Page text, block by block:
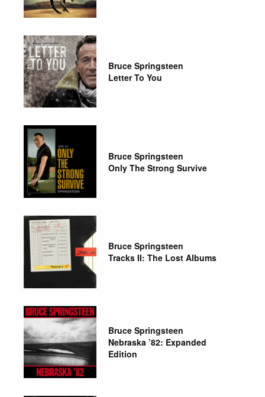
Bruce Springsteen
Letter To You
Bruce Springsteen
Only The Strong Survive
Bruce Springsteen
Tracks II: The Lost Albums
Bruce Springsteen
Nebraska ’82: Expanded
Edition